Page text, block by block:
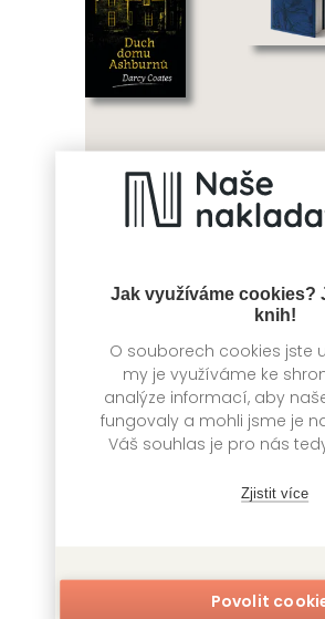
Jak využíváme cookies?
knih!
O souborech cookies jste
my je využíváme ke
analýze informací, aby
fungovaly a mohli jsme je
Váš souhlas je pro nás
Zjistit více
Povolit
Duch domu
Tolkienovy bitvy
Martha